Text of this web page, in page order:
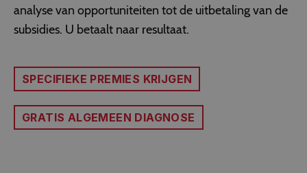
analyse van opportuniteiten tot de uitbetaling van de
subsidies. U betaalt naar resultaat.
SPECIFIEKE PREMIES KRIJGEN
GRATIS ALGEMEEN DIAGNOSE